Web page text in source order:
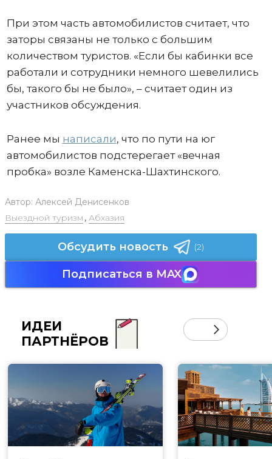
При этом часть автомобилистов считает, что
заторы связаны не только с большим
количеством туристов. «Если бы кабинки все
работали и сотрудники немного шевелились
бы, такого бы не было», – считает один из
участников обсуждения.
Ранее мы написали, что по пути на юг
автомобилистов подстерегает «вечная
пробка» возле Каменска-Шахтинского.
Автор: Алексей Денисенков
Выездной туризм , Абхазия
Обсудить новость (2)
Подписаться в MAX
ИДЕИ
ПАРТНЁРОВ